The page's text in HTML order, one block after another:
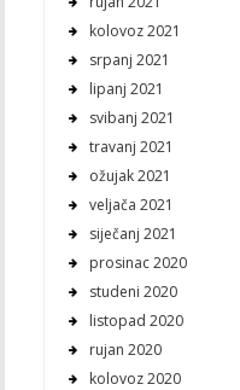
kolovoz 2021
srpanj 2021
lipanj 2021
svibanj 2021
travanj 2021
ožujak 2021
veljača 2021
siječanj 2021
prosinac 2020
studeni 2020
listopad 2020
rujan 2020
kolovoz 2020